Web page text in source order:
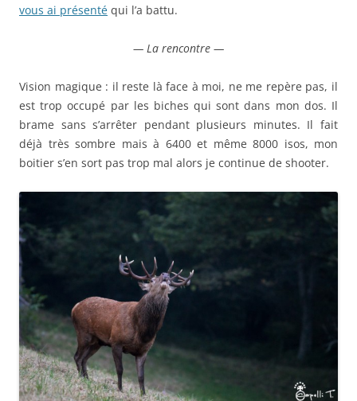
vous ai présenté qui l’a battu.
— La rencontre —
Vision magique : il reste là face à moi, ne me repère pas, il
est trop occupé par les biches qui sont dans mon dos. Il
brame sans s’arrêter pendant plusieurs minutes. Il fait
déjà très sombre mais à 6400 et même 8000 isos, mon
boitier s’en sort pas trop mal alors je continue de shooter.